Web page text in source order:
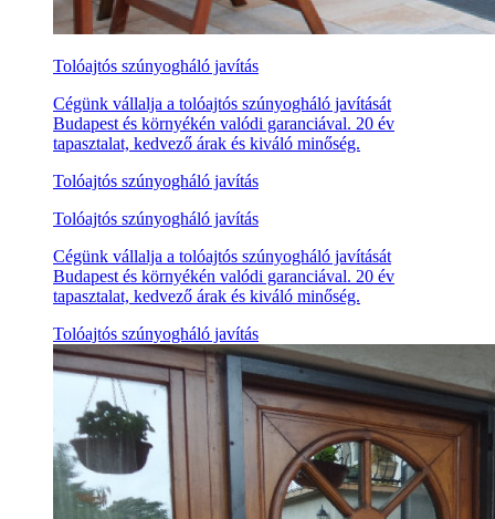
Tolóajtós szúnyogháló javítás
Cégünk vállalja a tolóajtós szúnyogháló javítását
Budapest és környékén valódi garanciával. 20 év
tapasztalat, kedvező árak és kiváló minőség.
Tolóajtós szúnyogháló javítás
Tolóajtós szúnyogháló javítás
Cégünk vállalja a tolóajtós szúnyogháló javítását
Budapest és környékén valódi garanciával. 20 év
tapasztalat, kedvező árak és kiváló minőség.
Tolóajtós szúnyogháló javítás